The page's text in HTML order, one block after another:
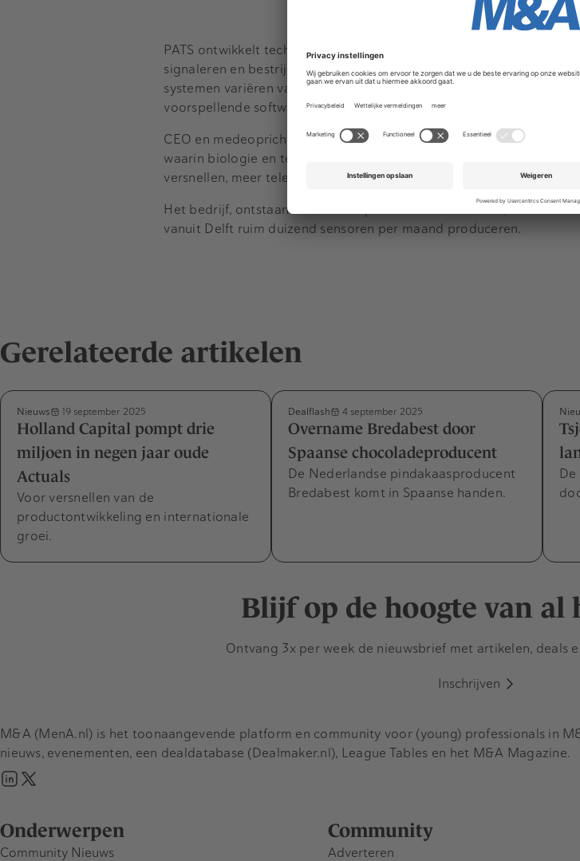
Advertentie
PATS ontwikkelt technologie die telers van groente, bloemen en
signaleren en bestrijden, met als doel het gebruik van insecticiden
systemen variëren van sensoren die vliegende insecten real-time
voorspellende software voor plaaguitbraken.
CEO en medeoprichter Bram Tijmons noemt de investering “een
waarin biologie en technologie hand in hand gaan”. Met de
versnellen, meer telers wereldwijd ondersteunen en bijdragen aan
Het bedrijf, ontstaan in 2018 als spin-off van de TU Delft, levert
vanuit Delft ruim duizend sensoren per maand produceren.
Gerelateerde artikelen
Nieuws 19 september 2025
Holland Capital pompt drie
miljoen in negen jaar oude
Actuals
Voor versnellen van de
productontwikkeling en internationale
groei.
Dealflash 4 september 2025
Overname Bredabest door
Spaanse chocoladeproducent
De Nederlandse pindakaasproducent
Bredabest komt in Spaanse handen.
Blijf op de hoogte van al
Ontvang 3x per week de nieuwsbrief met artikelen, deals
Inschrijven
Onderwerpen
Community Nieuws
Community
Adverteren
M&A (MenA.nl) is het toonaangevende platform en community voor (young) professionals in
nieuws, evenementen, een dealdatabase (Dealmaker.nl), League Tables en het M&A Magazine.